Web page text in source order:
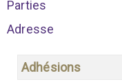
Parties
Adresse
Adhésions